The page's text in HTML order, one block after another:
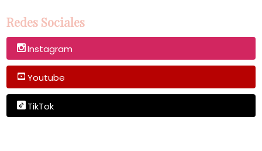
Redes Sociales
Instagram
Youtube
TikTok